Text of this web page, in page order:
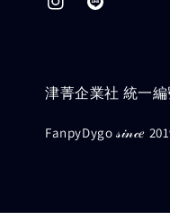
津菁企業社 統一編
FanpyDygo 𝓈𝒾𝓃𝒸𝑒